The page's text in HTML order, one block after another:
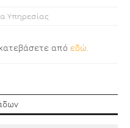
Υπηρεσίας
από εδώ